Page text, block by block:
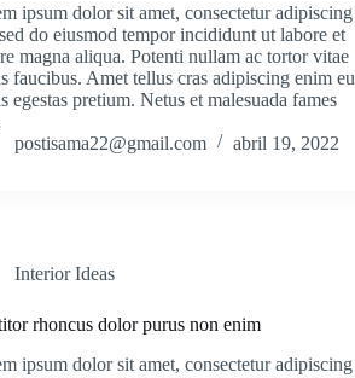
ipsum dolor sit amet, consectetur adipiscing
do eiusmod tempor incididunt ut labore et
magna aliqua. Potenti nullam ac tortor vitae
faucibus. Amet tellus cras adipiscing enim eu
egestas pretium. Netus et malesuada fames
postisama22@gmail.com
abril 19, 2022
Interior Ideas
rhoncus dolor purus non enim
ipsum dolor sit amet, consectetur adipiscing